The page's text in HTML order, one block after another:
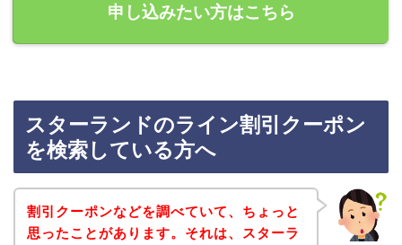
申し込みたい方はこちら
スターランドのライン割引クーポン
を検索している方へ
割引クーポンなどを調べていて、ちょっと
思ったことがあります。それは、スターラ